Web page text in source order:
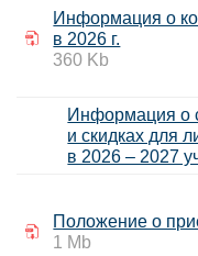
Информация о
в 2026 г.
360 Kb
Информация о
и скидках для
в 2026 – 2027
Положение о
1 Mb